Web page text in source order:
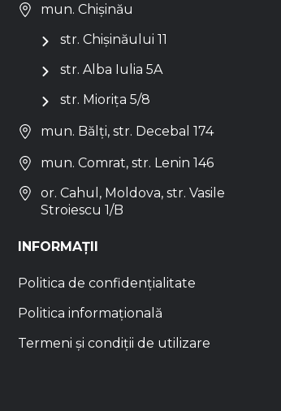
mun. Chișinău
str. Chișinăului 11
str. Alba Iulia 5A
str. Miorița 5/8
mun. Bălți, str. Decebal 174
mun. Comrat, str. Lenin 146
or. Cahul, Moldova, str. Vasile
Stroiescu 1/B
INFORMAȚII
Politica de confidențialitate
Politica informațională
Termeni și condiții de utilizare